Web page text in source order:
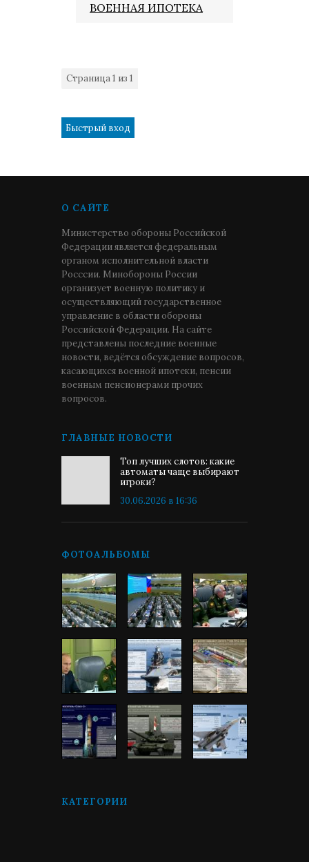
ВОЕННАЯ ИПОТЕКА
Страница1 из 1
О САЙТЕ
Министерство обороны Российской
Федерации является федеральным
органом исполнительной власти
Росссии. Минобороны России
организует военную политику и
осуществляющий государственное
управление в области обороны
Российской Федерации. На сайте
представлены последние военные
новости, ведётся обсуждение вопросов,
касающихся военной ипотеки, пенсии
военным пенсионерами прочих
вопросов.
ГЛАВНЫЕ НОВОСТИ
Топ лучших слотов: какие
автоматы чаще выбирают
игроки?
30.06.2026 в 16:36
ФОТОАЛЬБОМЫ
КАТЕГОРИИ